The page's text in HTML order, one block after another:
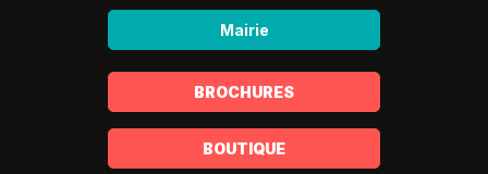
Mairie
BROCHURES
BOUTIQUE